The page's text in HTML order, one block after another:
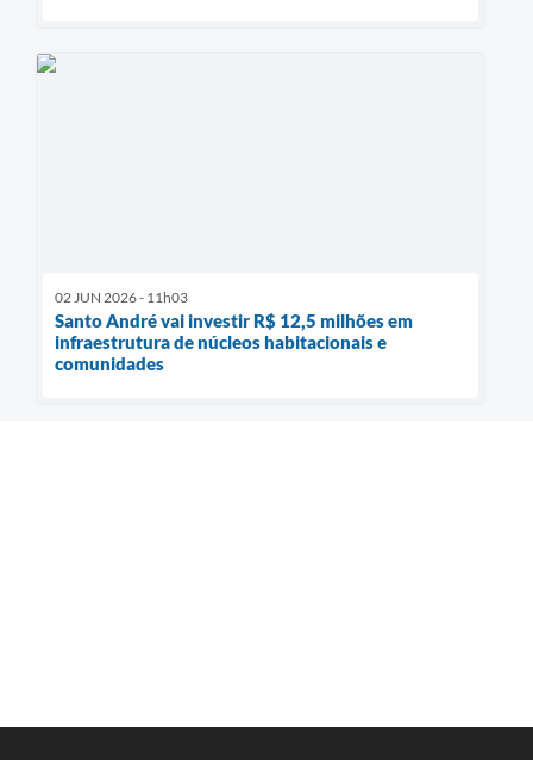
02 JUN 2026 - 11h03
Santo André vai investir R$ 12,5 milhões em
infraestrutura de núcleos habitacionais e
comunidades